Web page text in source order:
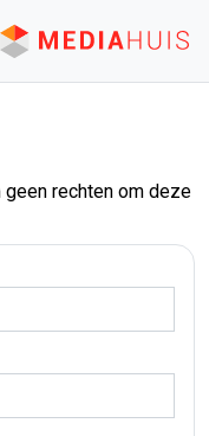
rechten om deze